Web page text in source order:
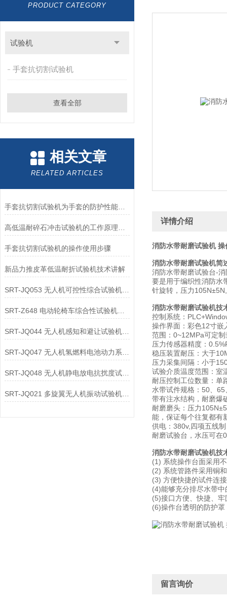
PRODUCT CATEGORY
试验机
手套抗切割试验机
查看全部
相关文章
RELATED ARTICLES
手套抗切割试验机为手套的防护性能提供了客观数据
手套抗切割试验机的操作使用步骤
新品力推皮革低温耐折试验机技术讲解
SRT-JQ053 无人机可控性综合试验机的应用领域介绍
SRT-Z648 电动轮椅车综合性试验机可以用在哪些方面
SRT-JQ044 无人机感知和避让试验机的应用领域有哪些
SRT-JQ048 无人机静电放电抗扰度试验机有哪些特点
SRT-JQ021 多旋翼无人机振动试验机简单介绍 质量保证
详情介绍
消防水带耐磨试验机 操
消防水带耐磨试验机简
消防水带耐磨试验台-
要是用于编织性消防水
针旋转，压力
消防水带耐磨试验机技
控制系统：
操作界面：彩色12寸嵌
范围：0~12MPa可定
压力传感器精度：
稳压装置耐压：大于
压力采集间隔：小于
试验介质温度范围：室
耐压控制工位数量：单
水带试件规格：50、
带有注水结构，耐磨爆
耐磨磨头：压力
能，保证每个往复都有
供电：380v,四项五线
耐磨试验台，水压可在
消防水带耐磨试验机技
(1) 系统操作台面采用
(2) 系统管路件采用铜
(3) 方便快捷的试件连
(4)能够充分排尽水带中
(5)接口方便、快捷、牢
(6)操作台透明的防护
留言询价